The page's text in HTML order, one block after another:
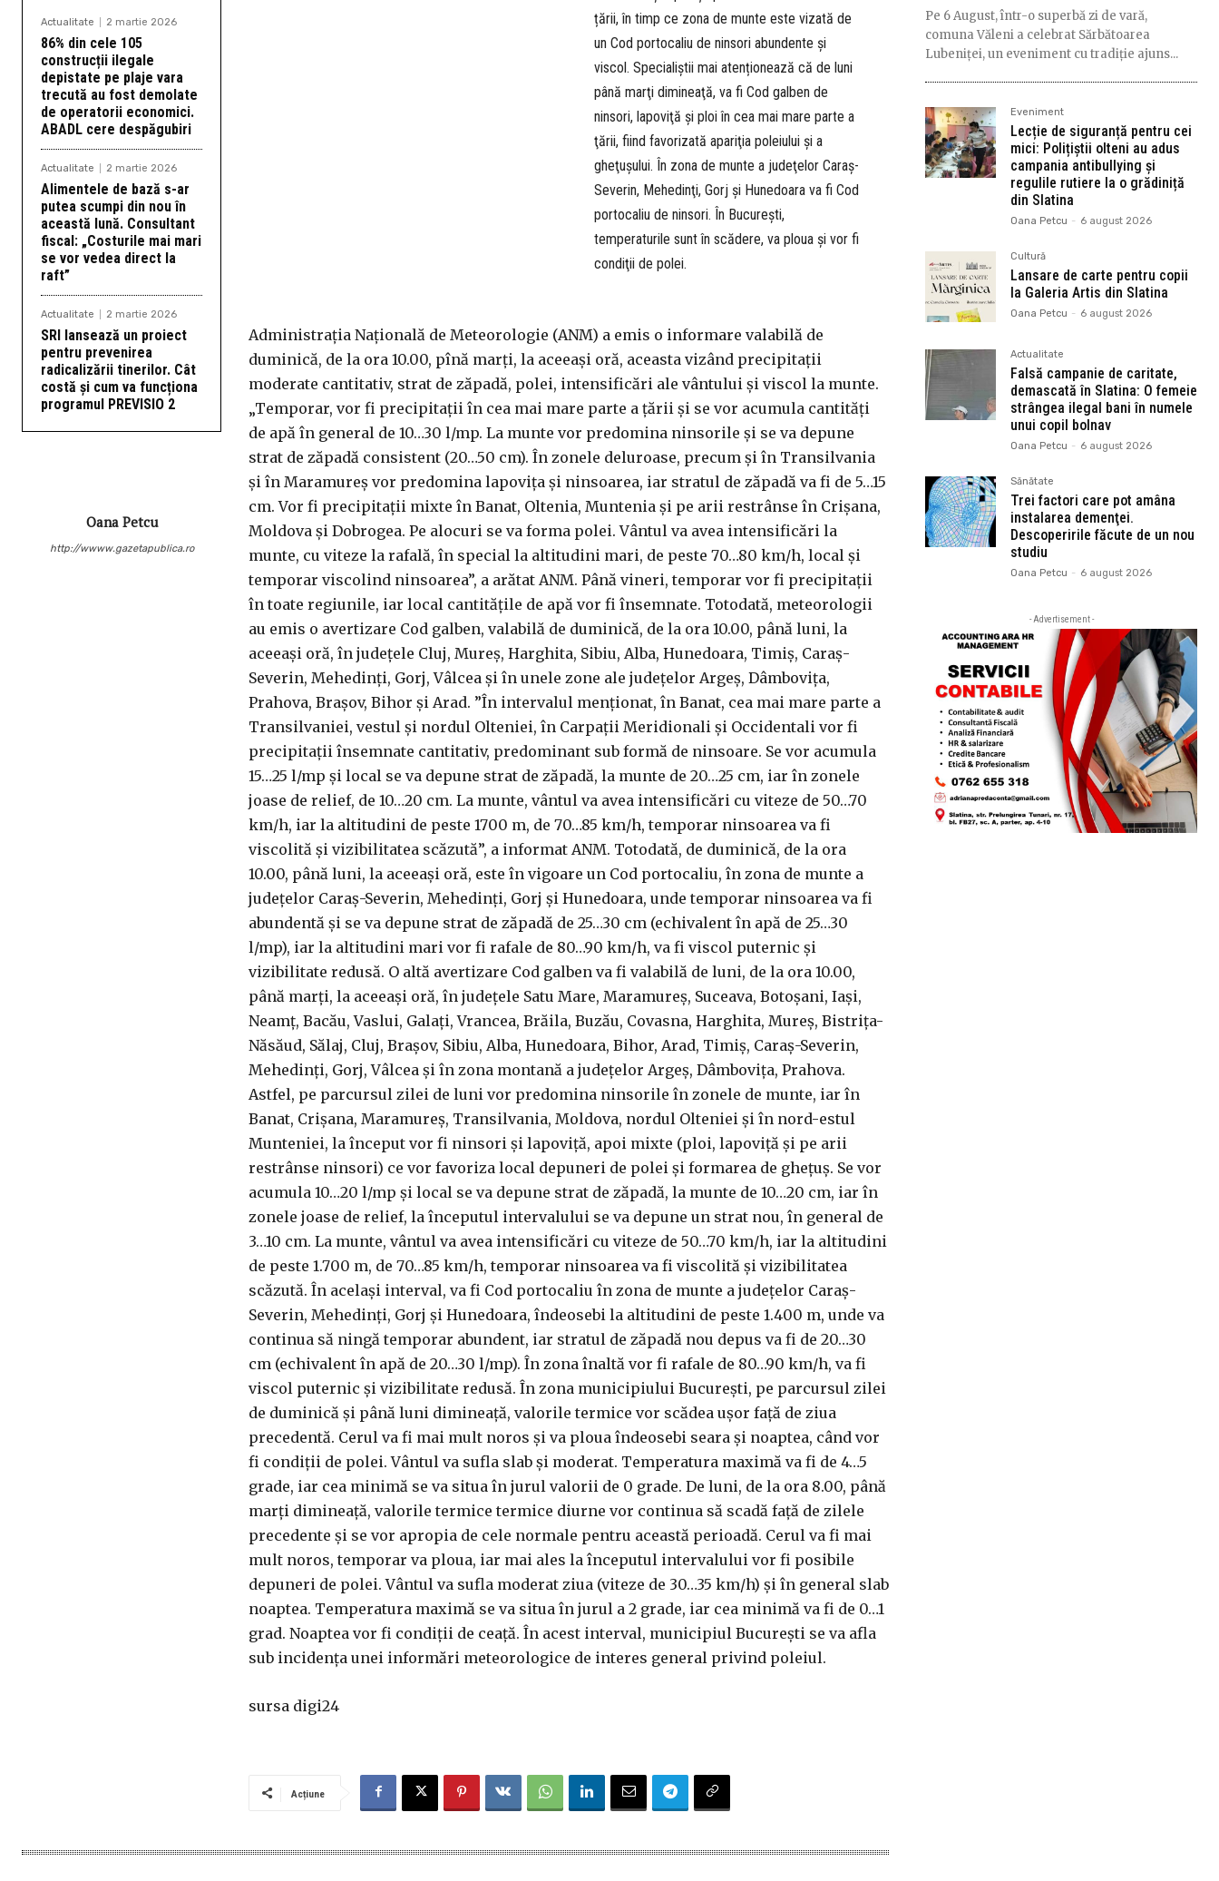
Actualitate 2 martie 2026
86% din cele 105
construcții ilegale
depistate pe plaje vara
trecută au fost demolate
de operatorii economici.
ABADL cere despăgubiri
Actualitate 2 martie 2026
Alimentele de bază s-ar
putea scumpi din nou în
această lună. Consultant
fiscal: „Costurile mai mari
se vor vedea direct la
raft”
Actualitate 2 martie 2026
SRI lansează un proiect
pentru prevenirea
radicalizării tinerilor. Cât
costă și cum va funcționa
programul PREVISIO 2
Oana Petcu
http://wwww.gazetapublica.ro
țării, în timp ce zona de munte este vizată de
un Cod portocaliu de ninsori abundente și
viscol. Specialiștii mai atenționează că de luni
până marţi dimineaţă, va fi Cod galben de
ninsori, lapoviţă şi ploi în cea mai mare parte a
ţării, fiind favorizată apariţia poleiului şi a
gheţuşului. În zona de munte a judeţelor Caraş-
Severin, Mehedinţi, Gorj şi Hunedoara va fi Cod
portocaliu de ninsori. În Bucureşti,
temperaturile sunt în scădere, va ploua şi vor fi
condiţii de polei.
Administraţia Naţională de Meteorologie (ANM) a emis o informare valabilă de
duminică, de la ora 10.00, pînă marţi, la aceeaşi oră, aceasta vizând precipitaţii
moderate cantitativ, strat de zăpadă, polei, intensificări ale vântului şi viscol la munte.
„Temporar, vor fi precipitaţii în cea mai mare parte a ţării şi se vor acumula cantităţi
de apă în general de 10…30 l/mp. La munte vor predomina ninsorile şi se va depune
strat de zăpadă consistent (20…50 cm). În zonele deluroase, precum şi în Transilvania
şi în Maramureş vor predomina lapoviţa şi ninsoarea, iar stratul de zăpadă va fi de 5…15
cm. Vor fi precipitaţii mixte în Banat, Oltenia, Muntenia şi pe arii restrânse în Crişana,
Moldova şi Dobrogea. Pe alocuri se va forma polei. Vântul va avea intensificări la
munte, cu viteze la rafală, în special la altitudini mari, de peste 70…80 km/h, local şi
temporar viscolind ninsoarea”, a arătat ANM. Până vineri, temporar vor fi precipitaţii
în toate regiunile, iar local cantităţile de apă vor fi însemnate. Totodată, meteorologii
au emis o avertizare Cod galben, valabilă de duminică, de la ora 10.00, până luni, la
aceeaşi oră, în judeţele Cluj, Mureş, Harghita, Sibiu, Alba, Hunedoara, Timiş, Caraş-
Severin, Mehedinţi, Gorj, Vâlcea şi în unele zone ale judeţelor Argeş, Dâmboviţa,
Prahova, Braşov, Bihor şi Arad. ”În intervalul menţionat, în Banat, cea mai mare parte a
Transilvaniei, vestul şi nordul Olteniei, în Carpaţii Meridionali şi Occidentali vor fi
precipitaţii însemnate cantitativ, predominant sub formă de ninsoare. Se vor acumula
15…25 l/mp şi local se va depune strat de zăpadă, la munte de 20…25 cm, iar în zonele
joase de relief, de 10…20 cm. La munte, vântul va avea intensificări cu viteze de 50…70
km/h, iar la altitudini de peste 1700 m, de 70…85 km/h, temporar ninsoarea va fi
viscolită şi vizibilitatea scăzută”, a informat ANM. Totodată, de duminică, de la ora
10.00, până luni, la aceeaşi oră, este în vigoare un Cod portocaliu, în zona de munte a
judeţelor Caraş-Severin, Mehedinţi, Gorj şi Hunedoara, unde temporar ninsoarea va fi
abundentă şi se va depune strat de zăpadă de 25…30 cm (echivalent în apă de 25…30
l/mp), iar la altitudini mari vor fi rafale de 80…90 km/h, va fi viscol puternic şi
vizibilitate redusă. O altă avertizare Cod galben va fi valabilă de luni, de la ora 10.00,
până marţi, la aceeaşi oră, în judeţele Satu Mare, Maramureş, Suceava, Botoşani, Iaşi,
Neamţ, Bacău, Vaslui, Galaţi, Vrancea, Brăila, Buzău, Covasna, Harghita, Mureş, Bistriţa-
Năsăud, Sălaj, Cluj, Braşov, Sibiu, Alba, Hunedoara, Bihor, Arad, Timiş, Caraş-Severin,
Mehedinţi, Gorj, Vâlcea şi în zona montană a judeţelor Argeş, Dâmboviţa, Prahova.
Astfel, pe parcursul zilei de luni vor predomina ninsorile în zonele de munte, iar în
Banat, Crişana, Maramureş, Transilvania, Moldova, nordul Olteniei şi în nord-estul
Munteniei, la început vor fi ninsori şi lapoviţă, apoi mixte (ploi, lapoviţă şi pe arii
restrânse ninsori) ce vor favoriza local depuneri de polei şi formarea de gheţuş. Se vor
acumula 10…20 l/mp şi local se va depune strat de zăpadă, la munte de 10…20 cm, iar în
zonele joase de relief, la începutul intervalului se va depune un strat nou, în general de
3…10 cm. La munte, vântul va avea intensificări cu viteze de 50…70 km/h, iar la altitudini
de peste 1.700 m, de 70…85 km/h, temporar ninsoarea va fi viscolită şi vizibilitatea
scăzută. În acelaşi interval, va fi Cod portocaliu în zona de munte a judeţelor Caraş-
Severin, Mehedinţi, Gorj şi Hunedoara, îndeosebi la altitudini de peste 1.400 m, unde va
continua să ningă temporar abundent, iar stratul de zăpadă nou depus va fi de 20…30
cm (echivalent în apă de 20…30 l/mp). În zona înaltă vor fi rafale de 80…90 km/h, va fi
viscol puternic şi vizibilitate redusă. În zona municipiului Bucureşti, pe parcursul zilei
de duminică şi până luni dimineaţă, valorile termice vor scădea uşor faţă de ziua
precedentă. Cerul va fi mai mult noros şi va ploua îndeosebi seara şi noaptea, când vor
fi condiţii de polei. Vântul va sufla slab şi moderat. Temperatura maximă va fi de 4…5
grade, iar cea minimă se va situa în jurul valorii de 0 grade. De luni, de la ora 8.00, până
marţi dimineaţă, valorile termice termice diurne vor continua să scadă faţă de zilele
precedente şi se vor apropia de cele normale pentru această perioadă. Cerul va fi mai
mult noros, temporar va ploua, iar mai ales la începutul intervalului vor fi posibile
depuneri de polei. Vântul va sufla moderat ziua (viteze de 30…35 km/h) şi în general slab
noaptea. Temperatura maximă se va situa în jurul a 2 grade, iar cea minimă va fi de 0…1
grad. Noaptea vor fi condiţii de ceaţă. În acest interval, municipiul Bucureşti se va afla
sub incidenţa unei informări meteorologice de interes general privind poleiul.
sursa digi24
Acțiune
Pe 6 August, într-o superbă zi de vară,
comuna Văleni a celebrat Sărbătoarea
Lubeniței, un eveniment cu tradiție ajuns...
Eveniment
Lecție de siguranță pentru cei
mici: Polițiștii olteni au adus
campania antibullying și
regulile rutiere la o grădiniță
din Slatina
Oana Petcu - 6 august 2026
Cultură
Lansare de carte pentru copii
la Galeria Artis din Slatina
Oana Petcu - 6 august 2026
Actualitate
Falsă campanie de caritate,
demascată în Slatina: O femeie
strângea ilegal bani în numele
unui copil bolnav
Oana Petcu - 6 august 2026
Sănătate
Trei factori care pot amâna
instalarea demenţei.
Descoperirile făcute de un nou
studiu
Oana Petcu - 6 august 2026
- Advertisement -